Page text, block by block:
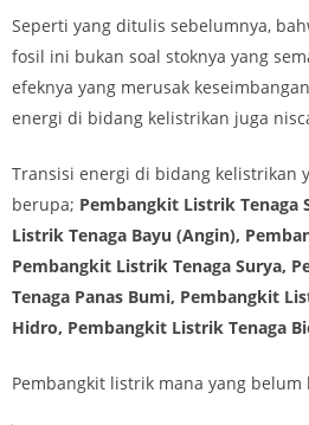
Seperti yang ditulis sebelumnya,
fosil ini bukan soal stoknya yang
efeknya yang merusak
energi di bidang kelistrikan juga
Transisi energi di bidang kelistrikan
berupa; Pembangkit Listrik Tenaga
Listrik Tenaga Bayu (Angin),
Pembangkit Listrik Tenaga Surya,
Tenaga Panas Bumi, Pembangkit
Hidro, Pembangkit Listrik Tenaga
Pembangkit listrik mana yang belum